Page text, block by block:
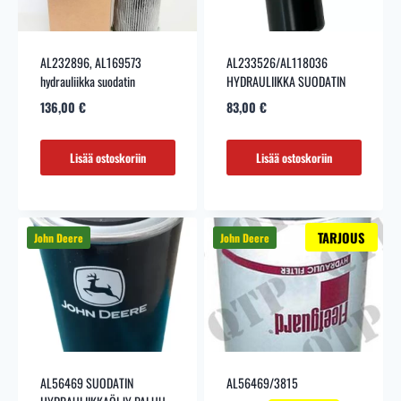
AL232896, AL169573
hydrauliikka suodatin
136,00 €
Lisää ostoskoriin
AL233526/AL118036
HYDRAULIIKKA SUODATIN
83,00 €
Lisää ostoskoriin
AL56469 SUODATIN
TARJOUS
AL56469/3815